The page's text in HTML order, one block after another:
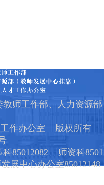
教师工作部、人力资源
室 版权所有
85012082 师资科
中心办公室85012148